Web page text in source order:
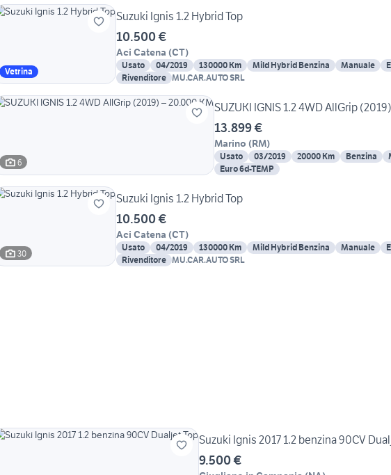
Vetrina
Suzuki Ignis 1.2 Hybrid Top
10.500 €
Aci Catena (CT)
Usato 04/2019 130000 Km Mild Hybrid Benzina Manuale
Rivenditore MU.CAR.AUTO SRL
6
SUZUKI IGNIS 1.2 4WD AllGrip
13.899 €
Marino (RM)
Usato 03/2019 20000 Km Benzina
Euro 6d-TEMP
30
Suzuki Ignis 1.2 Hybrid Top
10.500 €
Aci Catena (CT)
Usato 04/2019 130000 Km Mild Hybrid Benzina Manuale
Rivenditore MU.CAR.AUTO SRL
Suzuki Ignis 2017 1.2 benzina 90CV
9.500 €